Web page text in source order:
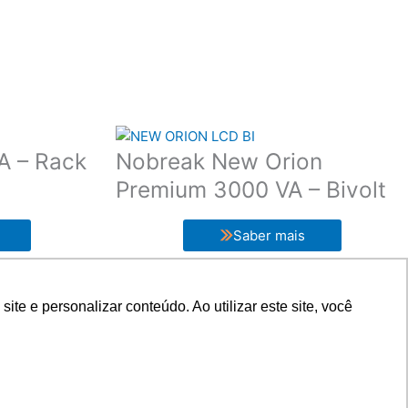
e personalizar conteúdo. Ao utilizar este site, você
– Rack
Nobreak New Orion
Premium 3000 VA – Bivolt
Saber mais